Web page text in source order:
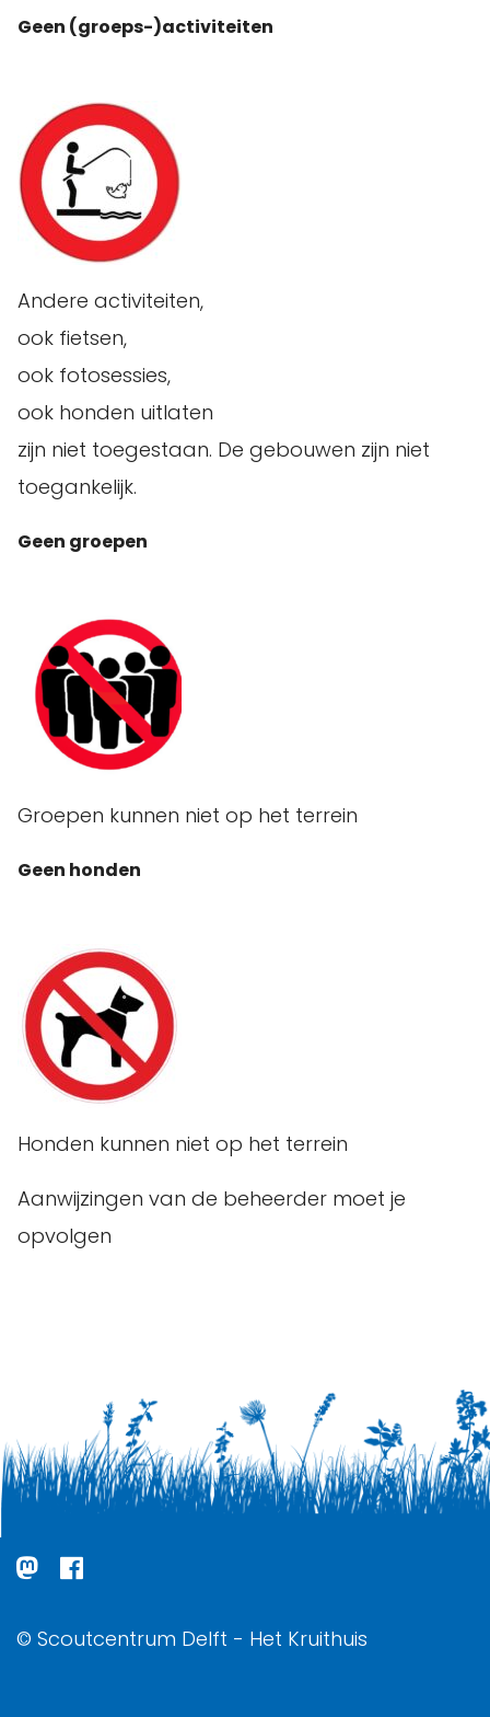
Geen (groeps-)activiteiten
Andere activiteiten,
ook fietsen,
ook fotosessies,
ook honden uitlaten
zijn niet toegestaan. De gebouwen zijn niet
toegankelijk.
Geen groepen
Groepen kunnen niet op het terrein
Geen honden
Honden kunnen niet op het terrein
Aanwijzingen van de beheerder moet je
opvolgen
© Scoutcentrum Delft - Het Kruithuis